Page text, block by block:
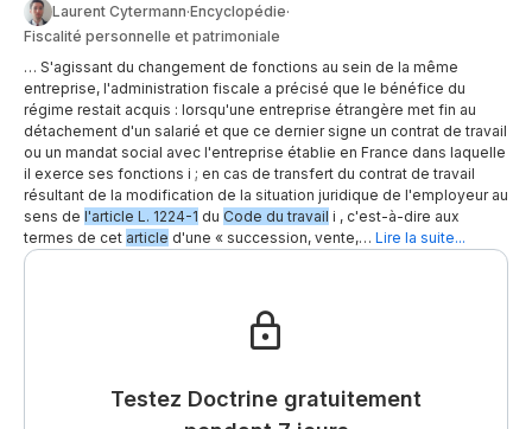
Laurent Cytermann·Encyclopédie·
Fiscalité personnelle et patrimoniale
… S'agissant du changement de fonctions au sein de la même
entreprise, l'administration fiscale a précisé que le bénéfice du
régime restait acquis : lorsqu'une entreprise étrangère met fin au
détachement d'un salarié et que ce dernier signe un contrat de travail
ou un mandat social avec l'entreprise établie en France dans laquelle
il exerce ses fonctions i ; en cas de transfert du contrat de travail
résultant de la modification de la situation juridique de l'employeur au
sens de l'article L. 1224-1 du Code du travail i , c'est-à-dire aux
termes de cet article d'une « succession, vente,… Lire la suite...
Testez Doctrine gratuitement